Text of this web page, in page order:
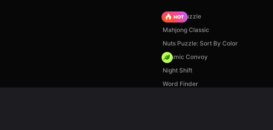
Arrow Puzzle
Mahjong Classic
Nuts Puzzle: Sort By Color
Cosmic Convoy
Night Shift
Word Finder